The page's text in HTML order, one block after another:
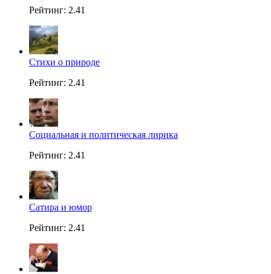
Рейтинг: 2.41
Стихи о природе
Рейтинг: 2.41
Социальная и политическая лирика
Рейтинг: 2.41
Сатира и юмор
Рейтинг: 2.41